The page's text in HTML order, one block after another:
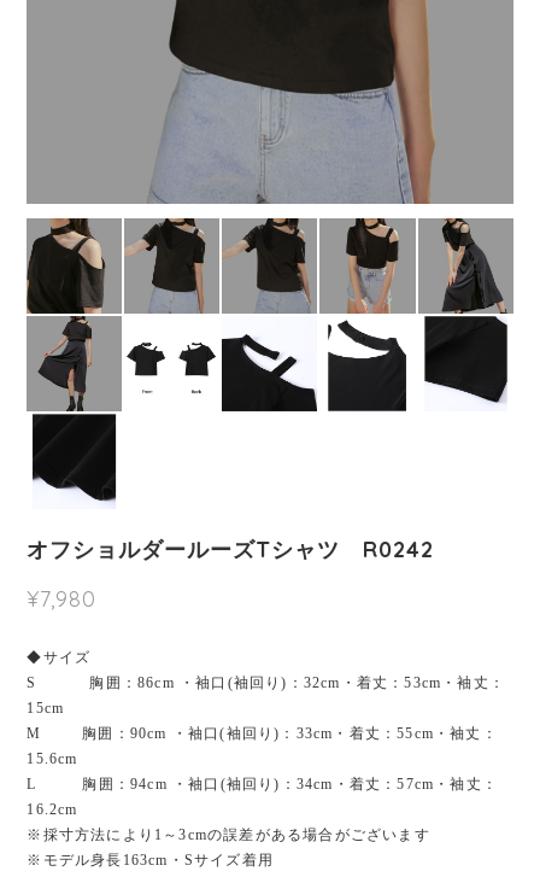
オフショルダールーズTシャツ R0242
¥7,980
◆サイズ
S 胸囲：86cm ・袖口(袖回り)：32cm・着丈：53cm・袖丈：
15cm
M 胸囲：90cm ・袖口(袖回り)：33cm・着丈：55cm・袖丈：
15.6cm
L 胸囲：94cm ・袖口(袖回り)：34cm・着丈：57cm・袖丈：
16.2cm
※採寸方法により1～3cmの誤差がある場合がございます
※モデル身長163cm・Sサイズ着用